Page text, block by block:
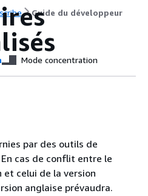
Guide du développeur
Mode concentration
par des outils de
cas de conflit entre le
celui de la version
anglaise prévaudra.